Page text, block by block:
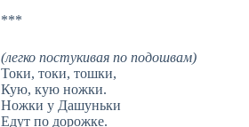
***
(легко постукивая по подошвам)
Токи, токи, тошки,
Кую, кую ножки.
Ножки у Дашуньки
Едут по дорожке.